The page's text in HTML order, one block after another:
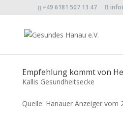
+49 6181 507 11 47
Empfehlung kommt von
Kallis Gesundheitsecke
Quelle: Hanauer Anzeiger vom